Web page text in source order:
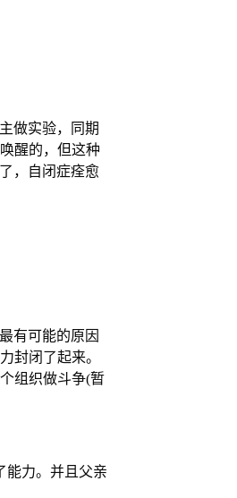
做实验，同期
醒的，但这种
，自闭症痊愈
有可能的原因
封闭了起来。
组织做斗争(暂
力。并且父亲